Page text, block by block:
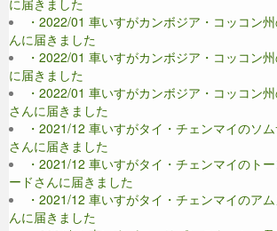
に届きました
・2022/01 車いすがカンボジア・コッコン
んに届きました
・2022/01 車いすがカンボジア・コッコン
に届きました
・2022/01 車いすがカンボジア・コッコン
さんに届きました
・2021/12 車いすがタイ・チェンマイのソ
さんに届きました
・2021/12 車いすがタイ・チェンマイのト
ードさんに届きました
・2021/12 車いすがタイ・チェンマイのア
んに届きました